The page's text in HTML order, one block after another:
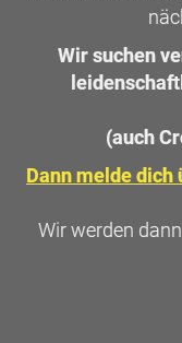
Wir suchen
(auch
Dann melde dich
Wir werden